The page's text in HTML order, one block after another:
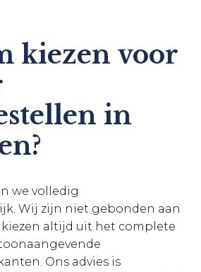
kiezen voor
in
we volledig
Wij zijn niet gebonden aan
altijd uit het complete
Ons advies is